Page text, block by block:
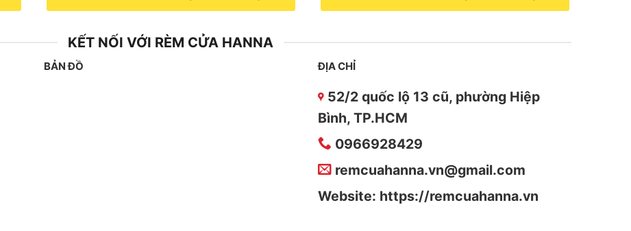
KẾT NỐI VỚI RÈM CỬA HANNA
BẢN ĐỒ ĐỊA CHỈ
52/2 quốc lộ 13 cũ, phường Hiệp
Bình, TP.HCM
0966928429
remcuahanna.vn@gmail.com
Website: https://remcuahanna.vn